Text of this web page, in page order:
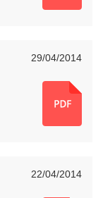
29/04/2014
22/04/2014